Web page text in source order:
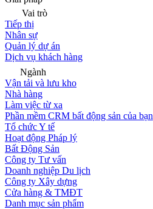
Vai trò
Tiếp thị
Nhân sự
Quản lý dự án
Dịch vụ khách hàng
Ngành
Vận tải và lưu kho
Nhà hàng
Làm việc từ xa
Phần mềm CRM bất động sản của bạn
Tổ chức Y tế
Hoạt động Pháp lý
Bất Động Sản
Công ty Tư vấn
Doanh nghiệp Du lịch
Công ty Xây dựng
Cửa hàng & TMĐT
Danh mục sản phẩm